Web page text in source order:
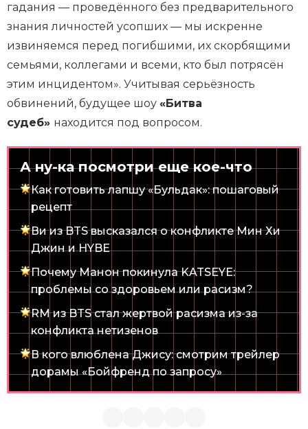
гадания — проведённого без предварительного
знания личностей усопших — мы искренне
извиняемся перед погибшими, их скорбящими
семьями, коллегами и всеми, кто был потрясён
этим инцидентом». Учитывая серьёзность
обвинений, будущее шоу «Битва
судеб» находится под вопросом.
А ну-ка посмотри еще кое-что
Как готовить лапшу «Бульдак»: пошаговый
рецепт
Ви из BTS высказался о конфликте Мин Хи
Джин и HYBE
Почему Манон покинула KATSEYE:
проблемы со здоровьем или расизм?
RM из BTS стал жертвой расизма из-за
конфликта нетизенов
В кого влюблена Джису: смотрим трейлер
дорамы «Бойфренд по запросу»